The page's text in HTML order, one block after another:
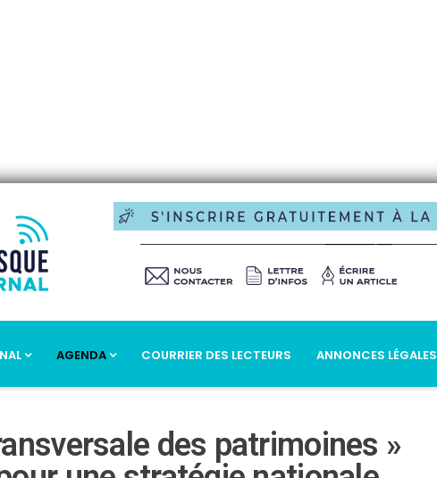
AGENDA COURRIER DES LECTEURS ANNONCES LÉGALES
des patrimoines »